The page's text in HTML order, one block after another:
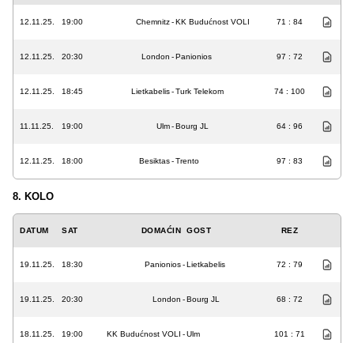
12.11.25. 19:00 Chemnitz-KK Budućnost VOLI 71 : 84
12.11.25. 20:30 London -Panionios 97 : 72
12.11.25. 18:45 Lietkabelis-Turk Telekom 74 : 100
11.11.25. 19:00 Ulm-Bourg JL 64 : 96
12.11.25. 18:00 Besiktas-Trento 97 : 83
8. KOLO
DATUM SAT DOMAĆIN GOST REZ
19.11.25. 18:30 Panionios-Lietkabelis 72 : 79
19.11.25. 20:30 London -Bourg JL 68 : 72
18.11.25. 19:00 KK Budućnost VOLI -Ulm 101 : 71